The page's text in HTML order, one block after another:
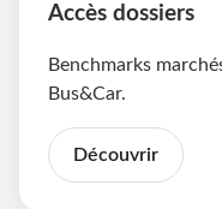
Accès dossiers
Benchmarks
Bus&Car.
Découvrir